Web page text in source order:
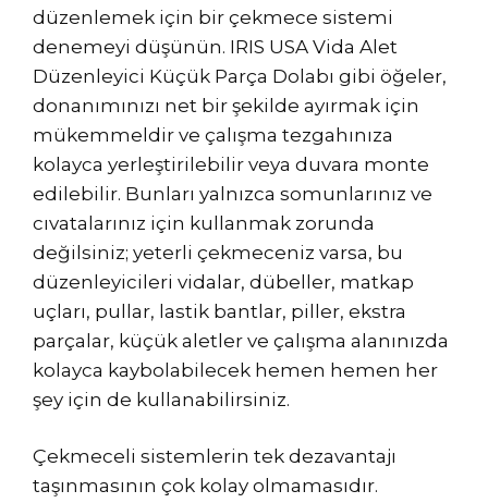
düzenlemek için bir çekmece sistemi
denemeyi düşünün. IRIS USA Vida Alet
Düzenleyici Küçük Parça Dolabı gibi öğeler,
donanımınızı net bir şekilde ayırmak için
mükemmeldir ve çalışma tezgahınıza
kolayca yerleştirilebilir veya duvara monte
edilebilir. Bunları yalnızca somunlarınız ve
cıvatalarınız için kullanmak zorunda
değilsiniz; yeterli çekmeceniz varsa, bu
düzenleyicileri vidalar, dübeller, matkap
uçları, pullar, lastik bantlar, piller, ekstra
parçalar, küçük aletler ve çalışma alanınızda
kolayca kaybolabilecek hemen hemen her
şey için de kullanabilirsiniz.
Çekmeceli sistemlerin tek dezavantajı
taşınmasının çok kolay olmamasıdır.